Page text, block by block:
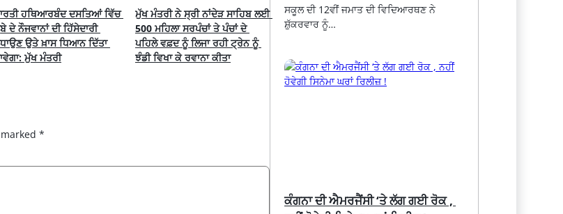
ਹਥਿਆਰਬੰਦ ਦਸਤਿਆਂ ਵਿੱਚ
ਦੇ ਨੌਜਵਾਨਾਂ ਦੀ ਹਿੱਸੇਦਾਰੀ
ਉਤੇ ਖ਼ਾਸ ਧਿਆਨ ਦਿੱਤਾ
ਮੁੱਖ ਮੰਤਰੀ
ਮੁੱਖ ਮੰਤਰੀ ਨੇ ਸ੍ਰੀ ਨਾਂਦੇੜ ਸਾਹਿਬ ਲਈ
500 ਮਹਿਲਾ ਸਰਪੰਚਾਂ ਤੇ ਪੰਚਾਂ ਦੇ
ਪਹਿਲੇ ਵਫ਼ਦ ਨੂੰ ਲਿਜਾ ਰਹੀ ਟ੍ਰੇਨ ਨੂੰ
ਝੰਡੀ ਵਿਖਾ ਕੇ ਰਵਾਨਾ ਕੀਤਾ
*
ਸਕੂਲ ਦੀ 12ਵੀਂ ਜਮਾਤ ਦੀ ਵਿਦਿਆਰਥਣ ਨੇ
ਸ਼ੁੱਕਰਵਾਰ ਨੂੰ…
ਕੰਗਨਾ ਦੀ ਐਮਰਜੈਂਸੀ ‘ਤੇ ਲੱਗ ਗਈ ਰੋਕ ,